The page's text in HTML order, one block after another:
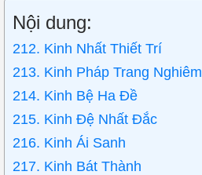
Nội dung:
212. Kinh Nhất Thiết Trí
213. Kinh Pháp Trang Nghiêm
214. Kinh Bệ Ha Đề
215. Kinh Đệ Nhất Đắc
216. Kinh Ái Sanh
217. Kinh Bát Thành